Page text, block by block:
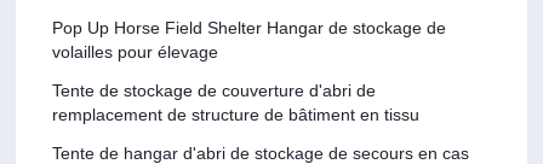
Pop Up Horse Field Shelter Hangar de stockage de
volailles pour élevage
Tente de stockage de couverture d'abri de
remplacement de structure de bâtiment en tissu
Tente de hangar d'abri de stockage de secours en cas